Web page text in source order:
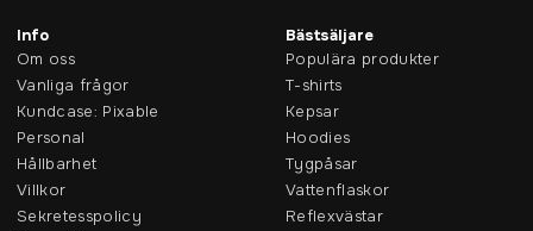
Info
Om oss
Vanliga frågor
Kundcase: Pixable
Personal
Hållbarhet
Villkor
Sekretesspolicy
Bästsäljare
Populära produkter
T-shirts
Kepsar
Hoodies
Tygpåsar
Vattenflaskor
Reflexvästar